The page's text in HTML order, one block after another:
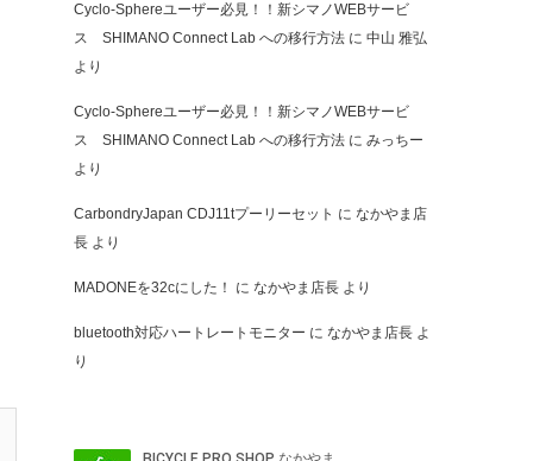
Cyclo-Sphereユーザー必見！！新シマノWEBサービ
ス SHIMANO Connect Lab への移行方法 に 中山 雅弘
より
Cyclo-Sphereユーザー必見！！新シマノWEBサービ
ス SHIMANO Connect Lab への移行方法 に みっちー
より
CarbondryJapan CDJ11tプーリーセット に なかやま店
長 より
MADONEを32cにした！ に なかやま店長 より
bluetooth対応ハートレートモニター に なかやま店長 よ
り